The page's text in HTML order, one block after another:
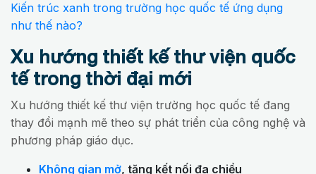
Kiến trúc xanh trong trường học quốc tế ứng dụng
như thế nào?
Xu hướng thiết kế thư viện quốc
tế trong thời đại mới
Xu hướng thiết kế thư viện trường học quốc tế đang
thay đổi mạnh mẽ theo sự phát triển của công nghệ và
phương pháp giáo dục.
Không gian mở, tăng kết nối đa chiều